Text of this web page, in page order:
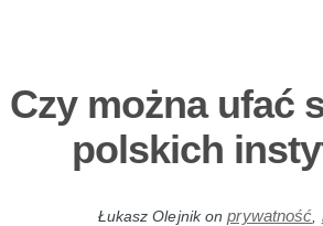
Czy można ufać
polskich
Łukasz Olejnikonprywatność